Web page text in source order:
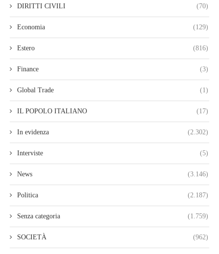
DIRITTI CIVILI (70)
Economia (129)
Estero (816)
Finance (3)
Global Trade (1)
IL POPOLO ITALIANO (17)
In evidenza (2.302)
Interviste (5)
News (3.146)
Politica (2.187)
Senza categoria (1.759)
SOCIETÀ (962)